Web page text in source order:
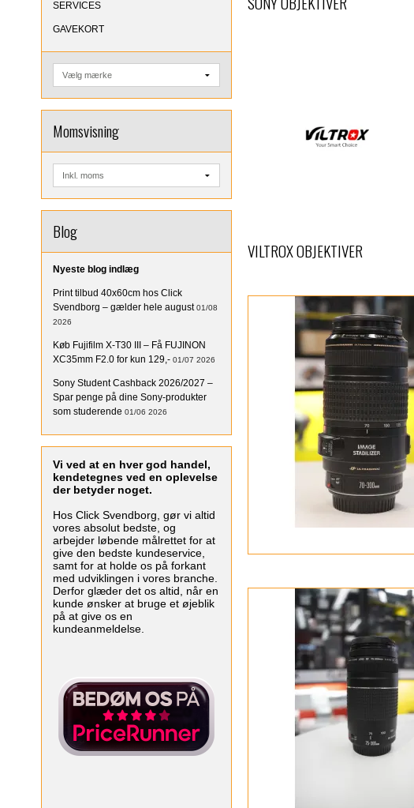
SERVICES
GAVEKORT
Momsvisning
Blog
Nyeste blog indlæg
Print tilbud 40x60cm hos Click
Svendborg – gælder hele august 01/08
2026
Køb Fujifilm X-T30 III – Få FUJINON
XC35mm F2.0 for kun 129,- 01/07 2026
Sony Student Cashback 2026/2027 –
Spar penge på dine Sony-produkter
som studerende 01/06 2026
Vi ved at en hver god handel,
kendetegnes ved en oplevelse
der betyder noget.
Hos Click Svendborg, gør vi altid
vores absolut bedste, og
arbejder løbende målrettet for at
give den bedste kundeservice,
samt for at holde os på forkant
med udviklingen i vores branche.
Derfor glæder det os altid, når en
kunde ønsker at bruge et øjeblik
på at give os en
kundeanmeldelse.
VILTROX OBJEKTIVER